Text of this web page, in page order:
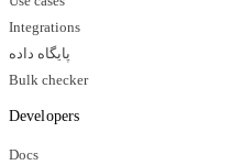
Integrations
پایگاه داده
Bulk checker
Developers
Docs